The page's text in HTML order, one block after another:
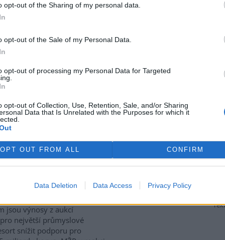
opt-out of the Sharing of my personal data.
opt-out of the Sale of my Personal Data.
opt-out of processing my Personal Data for Targeted
opt-out of Collection, Use, Retention, Sale, and/or Sharing
Data that Is Unrelated with the Purposes for which it
OPT OUT FROM ALL CONFIRM
Data Deletion Data Access Privacy Policy
krajině. Biodiverzitě
také staré stodoly,
ptákům poskytují úkryt i
krajině naopak
obratlovců Akademie
přesun peněz z výnosů
ČR kritizují
životního prostředí
za plánovaný přesun peněz z
v
tiskové zprávěa
chce podle nich
jsou výnosy z aukcí
největší průmyslové
snížit podporu pro